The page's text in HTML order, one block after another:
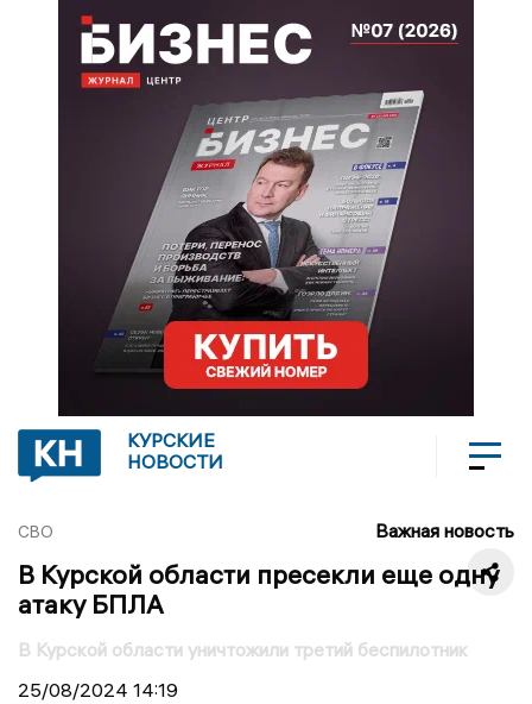
КУРСКИЕ
НОВОСТИ
СВО Важная новость
В Курской области пресекли еще одну
атаку БПЛА
В Курской области уничтожили третий беспилотник
25/08/2024 14:19